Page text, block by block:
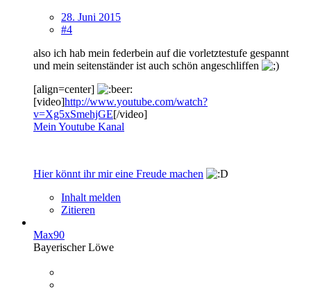
28. Juni 2015
#4
also ich hab mein federbein auf die vorletztestufe gespannt
und mein seitenständer ist auch schön angeschliffen
[align=center]
[video]http://www.youtube.com/watch?
v=Xg5xSmehjGE[/video]
Mein Youtube Kanal
Hier könnt ihr mir eine Freude machen
Inhalt melden
Zitieren
Max90
Bayerischer Löwe